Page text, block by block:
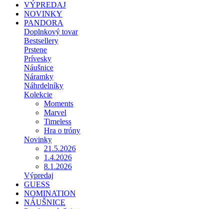
VÝPREDAJ
NOVINKY
PANDORA
Doplnkový tovar
Bestsellery
Prstene
Prívesky
Náušnice
Náramky
Náhrdelníky
Kolekcie
Moments
Marvel
Timeless
Hra o tróny
Novinky
21.5.2026
1.4.2026
8.1.2026
Výpredaj
GUESS
NOMINATION
NÁUŠNICE